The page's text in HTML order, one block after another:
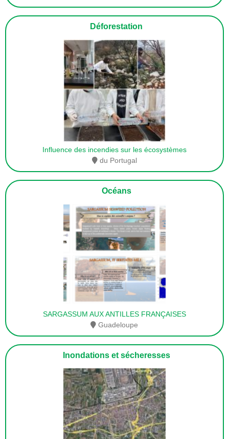
Déforestation
Influence des incendies sur les écosystèmes
du Portugal
Océans
SARGASSUM AUX ANTILLES FRANÇAISES
Guadeloupe
Inondations et sécheresses